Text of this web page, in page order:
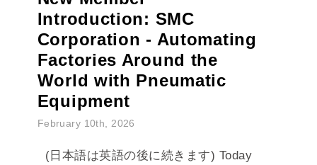
Corporation - Automating
Factories Around the
World with Pneumatic
Equipment
February 10th, 2026
(日本語は英語の後に続きます) Today
embracing the latest factory automation